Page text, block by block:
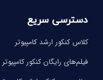
دسترسی سریع
کلاس کنکور ارشد کامپیوتر
فیلم‌های رایگان کنکور کامپیوتر